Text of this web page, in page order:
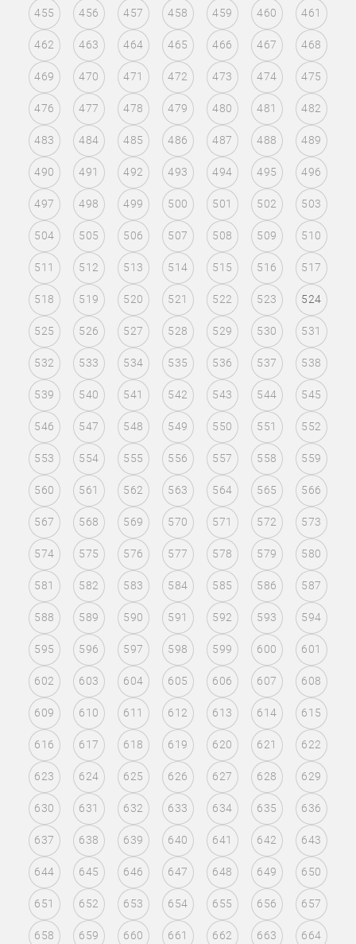
455 456 457 458 459 460 461
462 463 464 465 466 467 468
469 470 471 472 473 474 475
476 477 478 479 480 481 482
483 484 485 486 487 488 489
490 491 492 493 494 495 496
497 498 499 500 501 502 503
504 505 506 507 508 509 510
511 512 513 514 515 516 517
518 519 520 521 522 523 524
525 526 527 528 529 530 531
532 533 534 535 536 537 538
539 540 541 542 543 544 545
546 547 548 549 550 551 552
553 554 555 556 557 558 559
560 561 562 563 564 565 566
567 568 569 570 571 572 573
574 575 576 577 578 579 580
581 582 583 584 585 586 587
588 589 590 591 592 593 594
595 596 597 598 599 600 601
602 603 604 605 606 607 608
609 610 611 612 613 614 615
616 617 618 619 620 621 622
623 624 625 626 627 628 629
630 631 632 633 634 635 636
637 638 639 640 641 642 643
644 645 646 647 648 649 650
651 652 653 654 655 656 657
658 659 660 661 662 663 664